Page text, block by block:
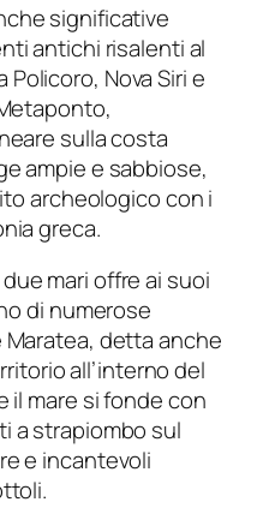
significative
antichi risalenti al
Nova Siri e
sulla costa
ampie e sabbiose,
archeologico con i
greca.
mari offre ai suoi
di numerose
detta anche
all’interno del
il mare si fonde con
a strapiombo sul
e incantevoli